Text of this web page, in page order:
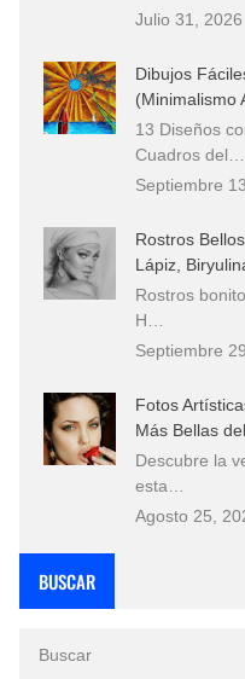
Julio 31, 2026
Dibujos
(Minimalismo
13 Diseños
Cuadros del…
Septiembre
Rostros
Lápiz,
Rostros
H…
Septiembre
Fotos
Más Bellas
Descubre la
esta…
Agosto 25,
BUSCAR